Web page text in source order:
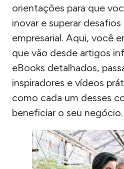
orientações para que
inovar e superar
empresarial. Aqui, você
que vão desde artigos
eBooks detalhados,
inspiradores e vídeos
como cada um desses
beneficiar o seu negócio.